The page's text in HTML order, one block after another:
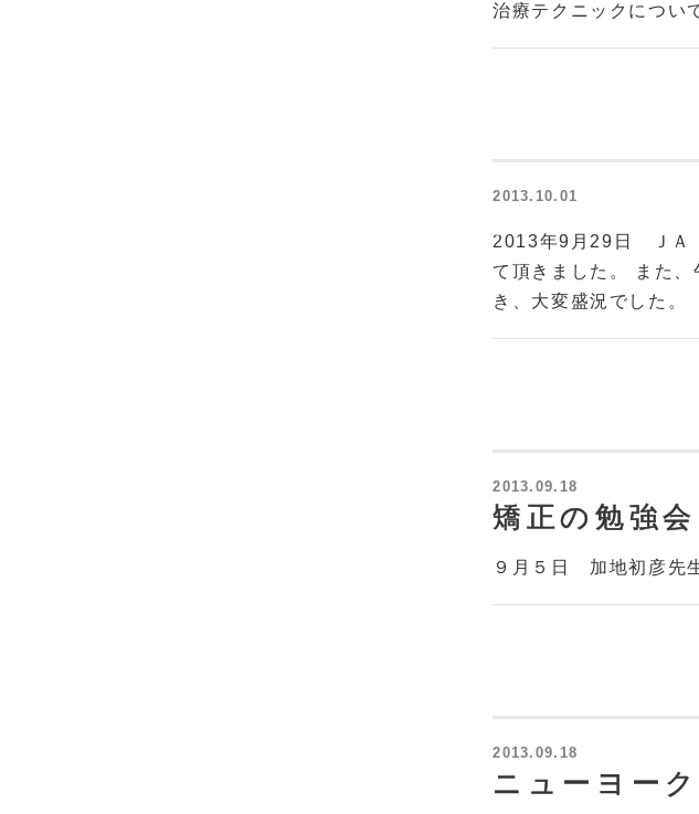
治療テクニックについ
2013.10.01
2013年9月29日 ＪＡ
て頂きました。 また
き、大変盛況でした。
2013.09.18
矯正の勉強会
９月５日 加地初彦先
2013.09.18
ニューヨー